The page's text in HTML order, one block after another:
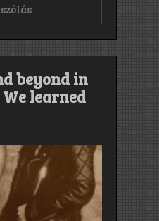
Assassin:
(1988)
című
beyond in
learned